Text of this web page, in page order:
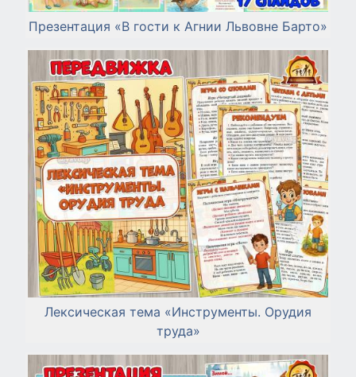
Презентация «В гости к Агнии Львовне Барто»
Лексическая тема «Инструменты. Орудия
труда»